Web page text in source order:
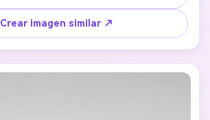
Crear imagen similar ↗